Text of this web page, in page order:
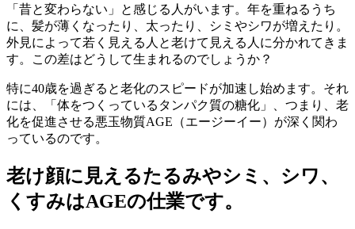
「昔と変わらない」と感じる人がいます。年を重ねるうち
に、髪が薄くなったり、太ったり、シミやシワが増えたり。
外見によって若く見える人と老けて見える人に分かれてきま
す。この差はどうして生まれるのでしょうか？
特に40歳を過ぎると老化のスピードが加速し始めます。それ
には、「体をつくっているタンパク質の糖化」、つまり、老
化を促進させる悪玉物質AGE（エージーイー）が深く関わ
っているのです。
老け顔に見えるたるみやシミ、シワ、
くすみはAGEの仕業です。